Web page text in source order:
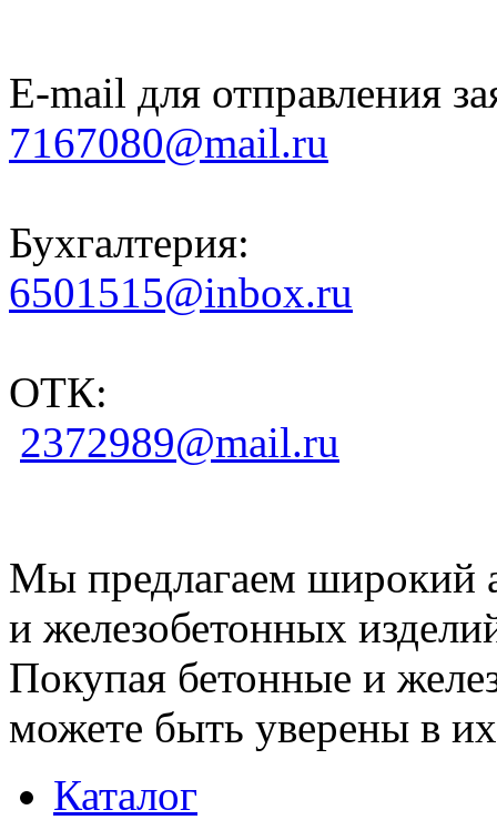
E-mail для отправления
7167080@mail.ru
Бухгалтерия:
6501515@inbox.ru
ОТК:
2372989@mail.ru
Мы предлагаем широкий
и железобетонных
Покупая бетонные и
можете быть уверены в их
Каталог